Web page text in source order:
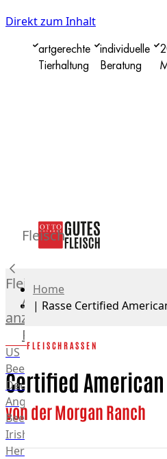
Direkt zum Inhalt
artgerechte
Tierhaltung
individuelle
Beratung
Fleisch
Fleisch
Alle
anzeigen
Rind
US
Beef
Deutsches
Angus
Beef
Irish
Hereford
Home
| Rasse Certified
FLEISCHRASSEN
Certified American
von der Morgan Ranch